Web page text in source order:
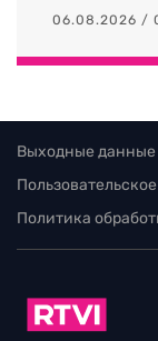
06.08.2026 /
Выходные данные
Политика